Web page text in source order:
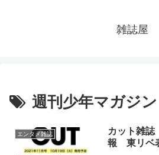
雑誌屋
週刊少年マガジン
エンタメ雑誌
カット雑
報 東リベ